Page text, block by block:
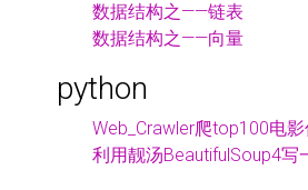
数据结构之——链表
数据结构之——向量
python
Web_Crawler爬top100电
利用靓汤BeautifulSoup4写